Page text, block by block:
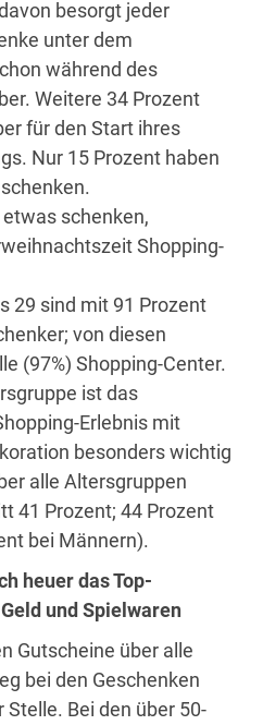
besorgt jeder
unter dem
während des
Weitere 34 Prozent
für den Start ihres
Nur 15 Prozent haben
schenken,
Shopping-
29 sind mit 91 Prozent
von diesen
(97%) Shopping-Center.
ist das
Erlebnis mit
besonders wichtig
alle Altersgruppen
41 Prozent; 44 Prozent
bei Männern).
heuer das Top-
und Spielwaren
Gutscheine über alle
bei den Geschenken
Bei den über 50-